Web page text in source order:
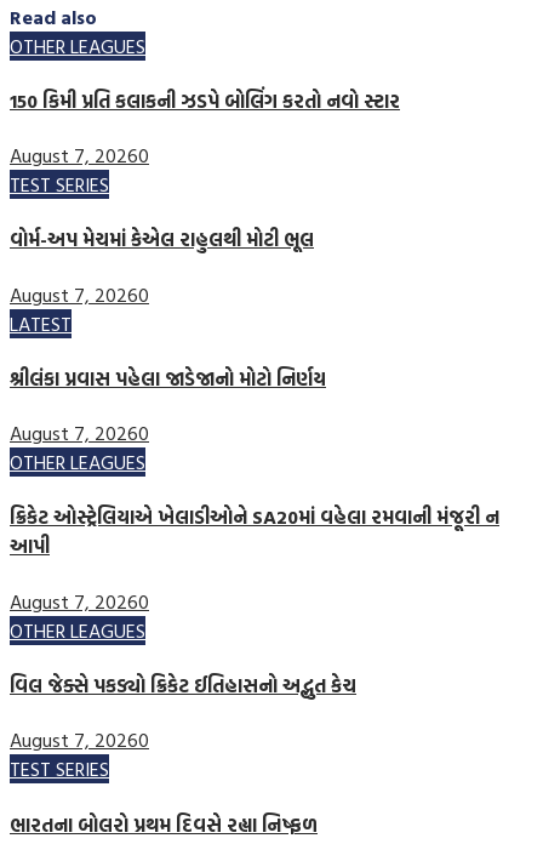
Read also
OTHER LEAGUES
150 કિમી પ્રતિ કલાકની ઝડપે બોલિંગ કરતો નવો સ્ટાર
August 7, 20260
TEST SERIES
વોર્મ-અપ મેચમાં કેએલ રાહુલથી મોટી ભૂલ
August 7, 20260
LATEST
શ્રીલંકા પ્રવાસ પહેલા જાડેજાનો મોટો નિર્ણય
August 7, 20260
OTHER LEAGUES
ક્રિકેટ ઓસ્ટ્રેલિયાએ ખેલાડીઓને SA20માં વહેલા રમવાની મંજૂરી ન
આપી
August 7, 20260
OTHER LEAGUES
વિલ જેક્સે પકડ્યો ક્રિકેટ ઈતિહાસનો અદ્ભુત કેચ
August 7, 20260
TEST SERIES
ભારતના બોલરો પ્રથમ દિવસે રહ્યા નિષ્ફળ